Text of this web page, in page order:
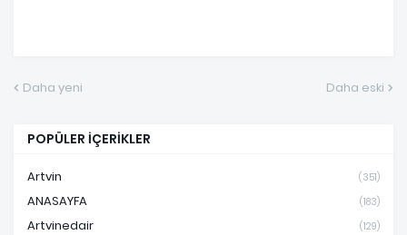
Daha yeni Daha eski
POPÜLER İÇERİKLER
Artvin (351)
ANASAYFA (183)
Artvinedair (129)